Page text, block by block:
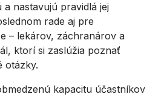
nastavujú pravidlá jej
rade aj pre
– lekárov, záchranárov a
ktorí si zaslúžia poznať
otázky.
kapacitu účastníkov